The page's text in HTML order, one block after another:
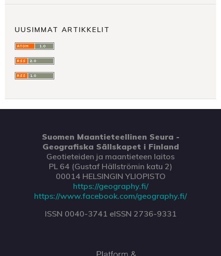
UUSIMMAT ARTIKKELIT
Suomen Maantieteellinen Seura -
Geografiska Sällskapet i Finland
Geotieteiden ja maantieteen laitos
PL 64 (Gustaf Hällströmin katu 2)
00014 HELSINGIN YLIOPISTO
https://geography.fi/
https://www.facebook.com/geography.fi/
ISSN 0040-3741 eISSN 2736-9331